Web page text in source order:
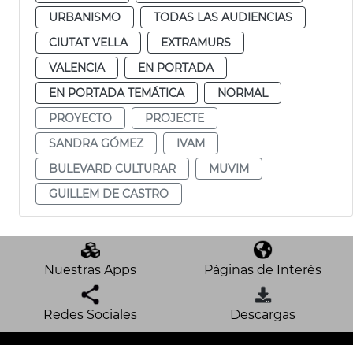
URBANISMO
TODAS LAS AUDIENCIAS
CIUTAT VELLA
EXTRAMURS
VALENCIA
EN PORTADA
EN PORTADA TEMÁTICA
NORMAL
PROYECTO
PROJECTE
SANDRA GÓMEZ
IVAM
BULEVARD CULTURAR
MUVIM
GUILLEM DE CASTRO
Nuestras Apps Páginas de Interés
Redes Sociales Descargas